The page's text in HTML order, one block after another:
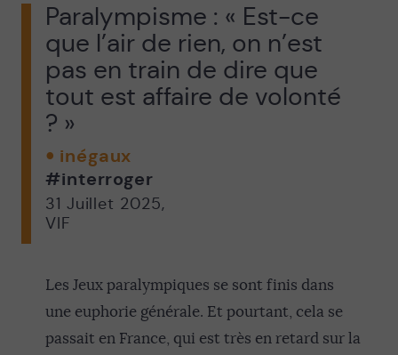
Paralympisme : « Est-ce
que l’air de rien, on n’est
pas en train de dire que
tout est affaire de volonté
? »
inégaux
#interroger
31 Juillet 2025,
VIF
Les Jeux paralympiques se sont finis dans
une euphorie générale. Et pourtant, cela se
passait en France, qui est très en retard sur la